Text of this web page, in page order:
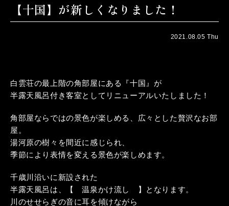
【十国】が新しくなりました！
2021.08.05 Thu
白雲荘の最上階の角部屋にある『十国』が
半露天風呂付き客室としてリニューアルいたしました！
角部屋ならではの景色が楽しめる、広々とした贅沢なお部
屋。
湯河原の樹々を間近に感じられ、
季節により表情を変える景色が楽しめます。
千歳川沿いに新設された
半露天風呂は、【 温泉かけ流し 】となります。
川のせせらぎの音に耳を傾けながら